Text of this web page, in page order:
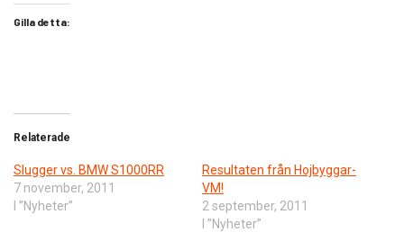
Gilla detta:
Relaterade
Slugger vs. BMW S1000RR
7 november, 2011
I ”Nyheter”
Resultaten från Hojbyggar-
VM!
2 september, 2011
I ”Nyheter”